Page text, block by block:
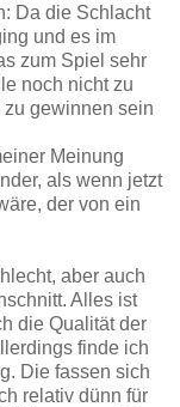
Da die Schlacht
und es im
zum Spiel sehr
noch nicht zu
gewinnen sein
Meinung
als wenn jetzt
der von ein
aber auch
Alles ist
die Qualität der
finde ich
Die fassen sich
relativ dünn für